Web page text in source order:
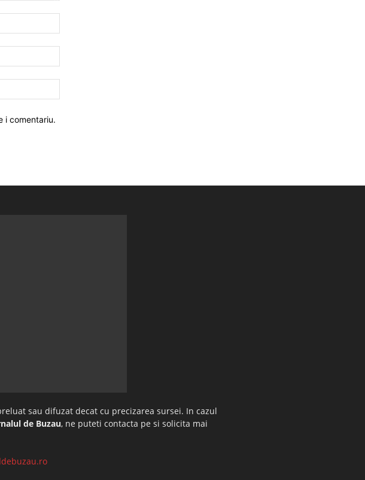
i comentariu.
sau difuzat decat cu precizarea sursei. In cazul
de Buzau, ne puteti contacta pe si solicita mai